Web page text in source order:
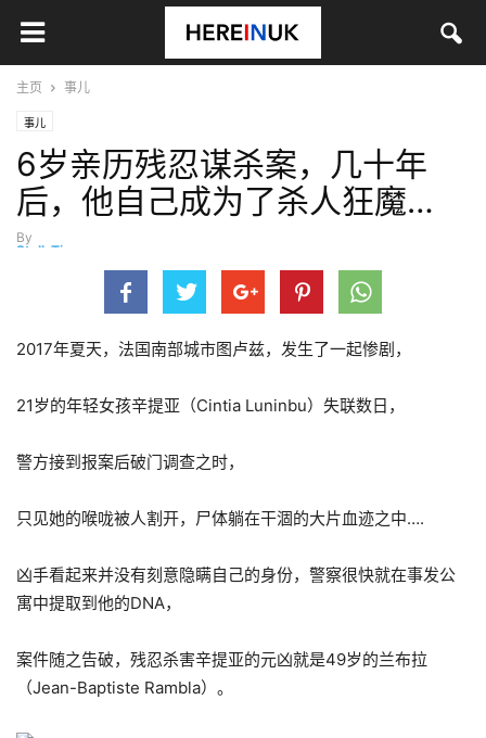
主页 事儿
事儿
6岁亲历残忍谋杀案，几十年
后，他自己成为了杀人狂魔…
By
StellaTian
2017年夏天，法国南部城市图卢兹，发生了一起惨剧，
21岁的年轻女孩辛提亚（Cintia Luninbu）失联数日，
警方接到报案后破门调查之时，
只见她的喉咙被人割开，尸体躺在干涸的大片血迹之中….
凶手看起来并没有刻意隐瞒自己的身份，警察很快就在事发公
寓中提取到他的DNA，
案件随之告破，残忍杀害辛提亚的元凶就是49岁的兰布拉
（Jean-Baptiste Rambla）。